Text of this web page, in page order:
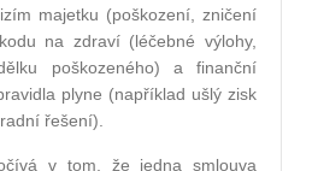
majetku (poškození, zničení
na zdraví (léčebné výlohy,
poškozeného) a finanční
plyne (například ušlý zisk
řešení).
v tom, že jedna smlouva